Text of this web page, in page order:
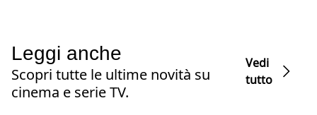
Leggi anche
Scopri tutte le ultime novità su
cinema e serie TV.
Vedi
tutto